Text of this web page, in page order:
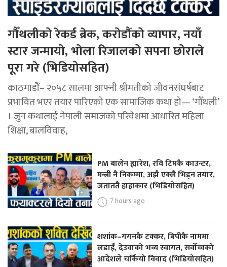
गौँथलीको रेकर्ड ब्रेक, करोडौँको व्यापार, नयाँ
स्टार जन्मायो, भोला रिजालको सपना छोराले
पूरा गरे (भिडियोसहित)
काठमाडोैं– २०५८ सालमा आफ्नी श्रीमतीको जीवनसंघर्षबाट
प्रभावित भएर तयार पारिएको एक सामाजिक कथा हो— ‘गौँथली’
। जुन कथालाई नेपाली समाजको परिवेशमा आधारित महिला
शिक्षा, बालविवाह,
PM बालेन ह्यारेश, रवि टिमकै काउन्टर,
मन्त्री नै निकम्मा, अझै एक्लै भिड्न तयार,
जताततै हाहाकार (भिडियोसहित)
7 hours ago
शशांक–गगनकै टक्कर, बिपीकै नाममा
लडाइँ, देउवाको भव्य स्वागत, सर्वोच्चको
आदेशले चर्कियो विवाद (भिडियोसहित)